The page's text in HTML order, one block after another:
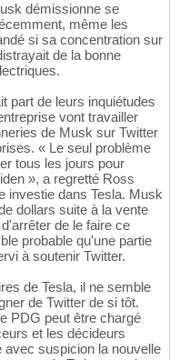
démissionne se
même les
si sa concentration sur
de la bonne
part de leurs inquiétudes
vont travailler
de Musk sur Twitter
« Le seul problème
tous les jours pour
», a regretté Ross
investie dans Tesla. Musk
dollars suite à la vente
de le faire ce
probable qu'une partie
à soutenir Twitter.
de Tesla, il ne semble
de Twitter de si tôt.
PDG peut être chargé
et les décideurs
avec suspicion la nouvelle